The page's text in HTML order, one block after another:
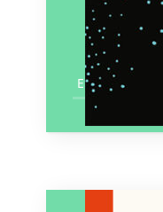
En savoir plus